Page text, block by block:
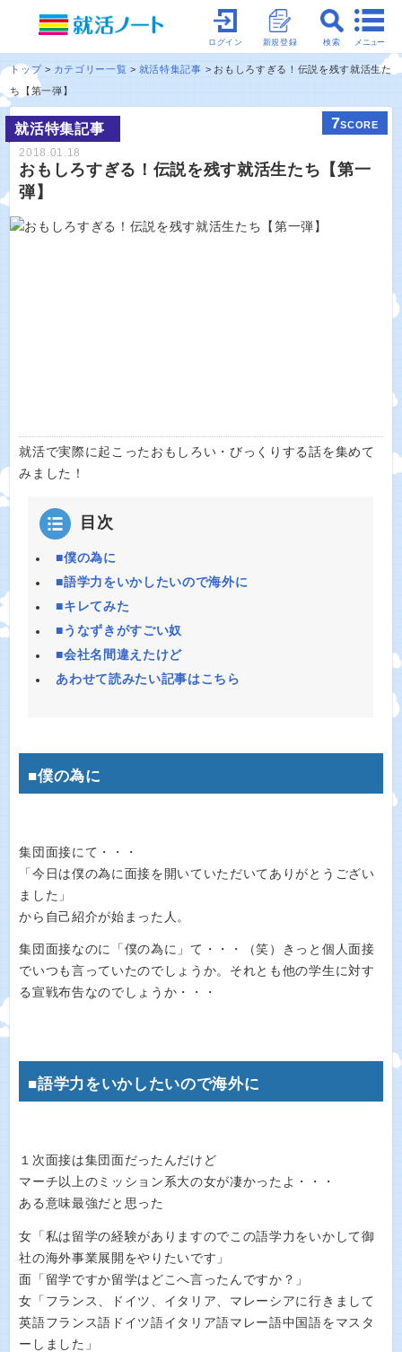
メニュー
検索
新規登録
ログイン
トップ カテゴリー一覧 就活特集記事
おもしろすぎる！伝説を残す就活生た
ち【第一弾】
就活特集記事 7SCORE
2018.01.18
おもしろすぎる！伝説を残す就活生たち【第一
弾】
就活で実際に起こったおもしろい・びっくりする話を集めて
みました！
目次
■僕の為に
■語学力をいかしたいので海外に
■キレてみた
■うなずきがすごい奴
■会社名間違えたけど
あわせて読みたい記事はこちら
■僕の為に
集団面接にて・・・
「今日は僕の為に面接を開いていただいてありがとうござい
ました」
から自己紹介が始まった人。
集団面接なのに「僕の為に」て・・・（笑）きっと個人面接
でいつも言っていたのでしょうか。それとも他の学生に対す
る宣戦布告なのでしょうか・・・
■語学力をいかしたいので海外に
１次面接は集団面だったんだけど
マーチ以上のミッション系大の女が凄かったよ・・・
ある意味最強だと思った
女「私は留学の経験がありますのでこの語学力をいかして御
社の海外事業展開をやりたいです」
面「留学ですか留学はどこへ言ったんですか？」
女「フランス、ドイツ、イタリア、マレーシアに行きまして
英語フランス語ドイツ語イタリア語マレー語中国語をマスタ
ーしました」